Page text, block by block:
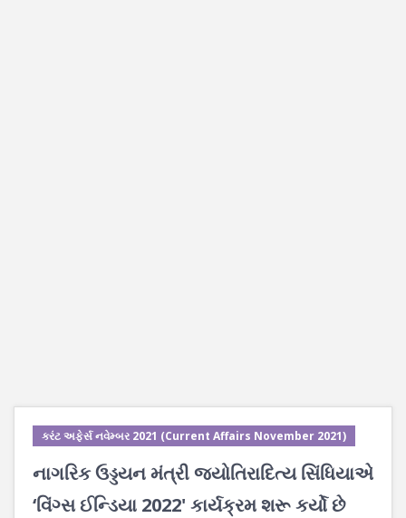
કરંટ અફેર્સ નવેમ્બર 2021 (Current Affairs November 2021)
નાગરિક ઉડ્ડયન મંત્રી જયોતિરાદિત્ય સિંધિયાએ
‘વિંગ્સ ઈન્ડિયા 2022' કાર્યક્રમ શરૂ કર્યો છે